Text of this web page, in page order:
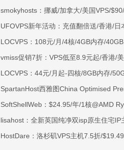
smokyhosts：挪威/加拿大/美国VPS/
UFOVPS新年活动：充值翻倍送/香港/
LOCVPS：108元/月/4核/4GB内存/
vmiss促销7折：VPS低至8.9元起/香港/
LOCVPS：44元/月起-四核/8GB内存/
SpartanHost西雅图China Optimised
SoftShellWeb：$24.95/年/1核@AMD
lisahost：全新英国纯净双isp原生住宅
HostDare：洛杉矶VPS主机7.5折/